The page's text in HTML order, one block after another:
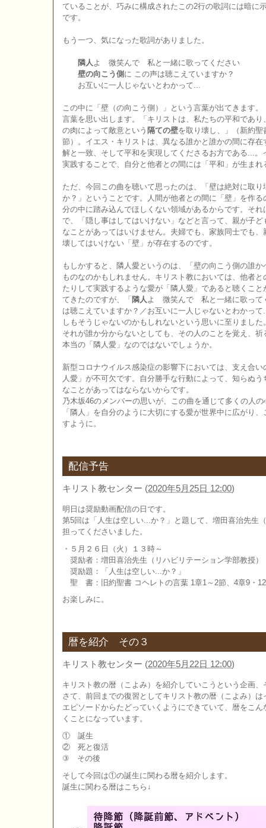
ていることが、巧みに構成されたこの2行の歌詞には暗に
です。
もう一つ、気になった歌詞がありました。
隣人 よ 微笑んで 私と一緒に歌ってください
壁の向こう側に この声は聴こえていますか？
お互いに一人じゃないとわかって...
この中に「壁（の向こう側）」という言葉が出てきます
言葉を思い出します。「キリストは、私たちの平和であ
の肉によって敵意という 隔ての壁を取り壊し、」（新約
節）。イエス・キリストは、異なる誰かと誰かの間に存
解と一致、そして平和を実現してくださるお方である...
実践することで、自分と他者との間には「平和」が生ま
ただ、今回この曲を聴いて思ったのは、「壁は絶対に取
か？」ということです。人間が他者との間に「壁」を作
分の中に踏み込んでほしくない領域があるからです。そ
で、「隠し事はしてはいけない」などと言って、親が子
なことがあってはいけません。夫婦でも、家族同士でも
壊してはいけない「壁」が存在するのです。
もしかすると、隣人愛というのは、「壁の向こう側の誰
ものなのかもしれません。キリスト教においては、他者
たりして実践するような愛が「隣人愛」であると聴くこ
てきたのですが、「隣人 よ 微笑んで 私と一緒に歌って
は聴こえていますか？／お互いに一人じゃないとわかっ
しもそうじゃないのかもしれないという思いに至りまし
それが誰か分からないとしても、その人のことを覚え、
本当の「隣人愛」なのではないでしょうか。
新型コロナウイルス感染症の影響下においては、支え合
人愛」が不可欠です。自分勝手な行動によって、知らぬ
なことがあってはならないからです。
乃木坂46のメンバーの思いが、この曲を通じて多くの人
「隣人」を自分のように大切にする愛が世界中に広がり
すように。
配信予告
キリスト教センター (2020年5月25日 12:00)
明日は奨励動画配信の日です。
第5回は「人生は空しい...か？」と題して、増田喜治先生
担ってくださいました。
・５月２６日（火）１３時～
奨励者：増田喜治先生（リハビリテーション学部教授）
奨励題：「人生は空しい...か？」
聖 書：旧約聖書 コヘレトの言葉 1章1～2節、4章9・
お楽しみに。
暦を紹介 その３
キリスト教センター (2020年5月22日 12:00)
キリスト教の暦（こよみ）を紹介していこうという企画、
さて、前回までの復習としてキリスト教の暦（こよみ）
エピソードからたどっていくようにできていて、暦をこ
くことになっています。
① 誕生
② 死と復活
③ その後
そして今回は①の誕生に関わる暦を紹介します。
誕生に関わる暦はこちら↓